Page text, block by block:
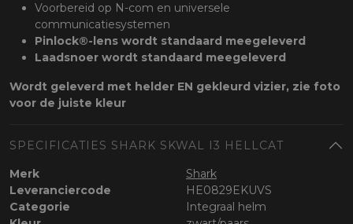
Voorbereid op N-com en universele
communicatiesystemen
Pinlock®-lens wordt standaard meegeleverd
Laadsnoer wordt standaard meegeleverd
Wordt geleverd met helder EN gekleurd vizier, zie foto
voor de juiste kleur
SPECIFICATIES SHARK SKWAL I3 HELLCAT
Merk
Shark
Leveranciercode
HE0829EKUVS
Categorie
Integraal helm